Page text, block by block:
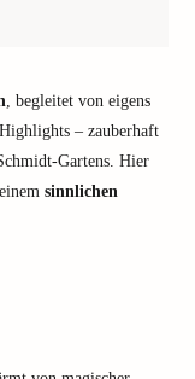
, begleitet von eigens
– zauberhaft
Gartens. Hier
sinnlichen